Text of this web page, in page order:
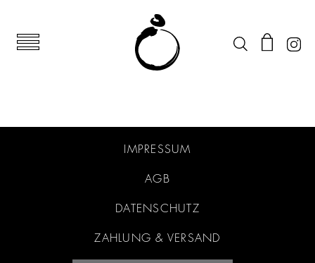
IMPRESSUM
AGB
DATENSCHUTZ
ZAHLUNG & VERSAND